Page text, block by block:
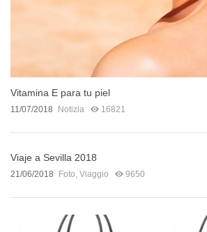
Vitamina E para tu piel
11/07/2018 Notizia 16821
Viaje a Sevilla 2018
21/06/2018 Foto, Viaggio 9650